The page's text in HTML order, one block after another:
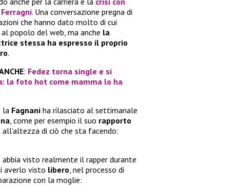
. Una conversazione pregna di
che hanno dato molto di cui
popolo del web, ma anche la
stessa ha espresso il proprio
.
: Fedez torna single e si
la foto hot come mamma lo ha
la Fagnani ha rilasciato al settimanale
, come per esempio il suo rapporto
di ciò che sta facendo:
abbia visto realmente il rapper durante
averlo visto libero, nel processo di
con la moglie: